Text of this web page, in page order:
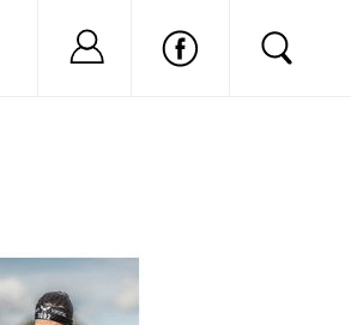
Nu ai cont?